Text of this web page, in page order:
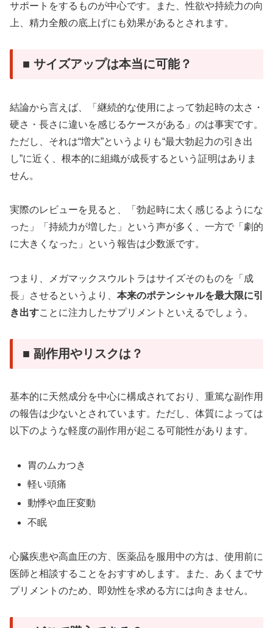
サポートをするものが中心です。また、性欲や持続力の向
上、精力全般の底上げにも効果があるとされます。
■ サイズアップは本当に可能？
結論から言えば、「継続的な使用によって勃起時の太さ・
硬さ・長さに違いを感じるケースがある」のは事実です。
ただし、それは“増大”というよりも“最大勃起力の引き出
し”に近く、根本的に組織が成長するという証明はありま
せん。
実際のレビューを見ると、「勃起時に太く感じるようにな
った」「持続力が増した」という声が多く、一方で「劇的
に大きくなった」という報告は少数派です。
つまり、メガマックスウルトラはサイズそのものを「成
長」させるというより、 本来のポテンシャルを最大限に引
き出すことに注力したサプリメントといえるでしょう。
■ 副作用やリスクは？
基本的に天然成分を中心に構成されており、重篤な副作用
の報告は少ないとされています。ただし、体質によっては
以下のような軽度の副作用が起こる可能性があります。
胃のムカつき
軽い頭痛
動悸や血圧変動
不眠
心臓疾患や高血圧の方、医薬品を服用中の方は、使用前に
医師と相談することをおすすめします。また、あくまでサ
プリメントのため、即効性を求める方には向きません。